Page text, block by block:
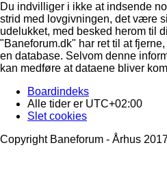
Du indvilliger i ikke at indsende
strid med lovgivningen, det være
udelukket, med besked herom til
"Baneforum.dk" har ret til at
en database. Selvom denne
kan medføre at dataene bliver
Boardindeks
Alle tider er UTC+02:00
Slet cookies
Copyright Baneforum - Århus